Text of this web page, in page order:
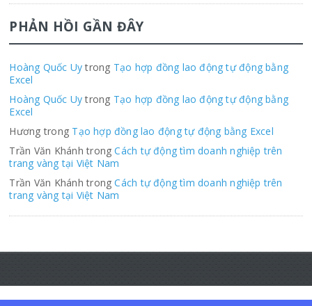
PHẢN HỒI GẦN ĐÂY
Hoàng Quốc Uytrong Tạo hợp đồng lao động tự động bằng
Excel
Hoàng Quốc Uytrong Tạo hợp đồng lao động tự động bằng
Excel
Hương trong Tạo hợp đồng lao động tự động bằng Excel
Trần Văn Khánh trongCách tự động tìm doanh nghiệp trên
trang vàng tại Việt Nam
Trần Văn Khánh trongCách tự động tìm doanh nghiệp trên
trang vàng tại Việt Nam